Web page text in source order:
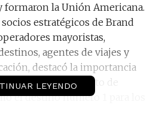
formaron la Unión Americana.
estratégicos de Brand
mayoristas,
agentes de viajes y
destacó la importancia
el posicionamiento de
el destino número 1 para los
LEYENDO